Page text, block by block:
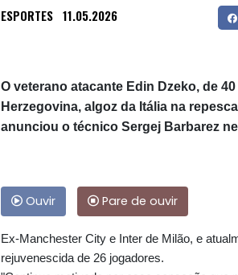
ESPORTES 11.05.2026
O veterano atacante Edin Dzeko, de
Herzegovina, algoz da Itália na
anunciou o técnico Sergej Barbarez
Ouvir Pare de ouvir
Ex-Manchester City e Inter de Milão, e
rejuvenescida de 26 jogadores.